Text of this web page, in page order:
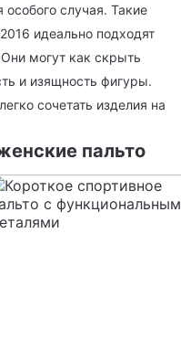
случая. Такие
идеально подходят
могут как скрыть
и изящность фигуры.
сочетать изделия на
пальто